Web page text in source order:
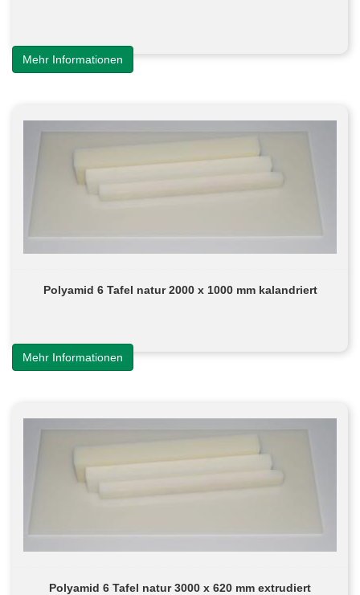
Mehr Informationen
Polyamid 6 Tafel natur 2000 x 1000 mm kalandriert
Mehr Informationen
Polyamid 6 Tafel natur 3000 x 620 mm extrudiert